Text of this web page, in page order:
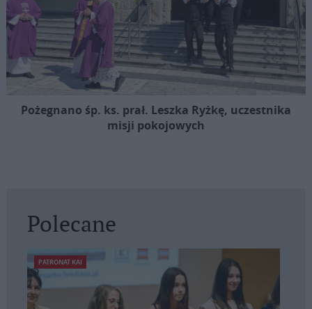
Pożegnano śp. ks. prał. Leszka Ryżkę, uczestnika
misji pokojowych
Polecane
PATRONAT KAI